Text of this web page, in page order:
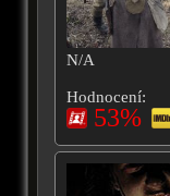
N/A
Hodnocení:
53%